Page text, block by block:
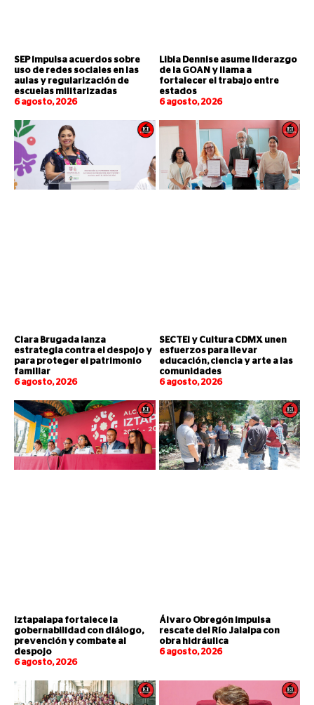
SEP impulsa acuerdos sobre
uso de redes sociales en las
aulas y regularización de
escuelas militarizadas
6 agosto, 2026
Libia Dennise asume liderazgo
de la GOAN y llama a
fortalecer el trabajo entre
estados
6 agosto, 2026
Clara Brugada lanza
estrategia contra el despojo y
para proteger el patrimonio
familiar
6 agosto, 2026
SECTEI y Cultura CDMX unen
esfuerzos para llevar
educación, ciencia y arte a las
comunidades
6 agosto, 2026
Iztapalapa fortalece la
gobernabilidad con diálogo,
prevención y combate al
despojo
6 agosto, 2026
Álvaro Obregón impulsa
rescate del Río Jalalpa con
obra hidráulica
6 agosto, 2026